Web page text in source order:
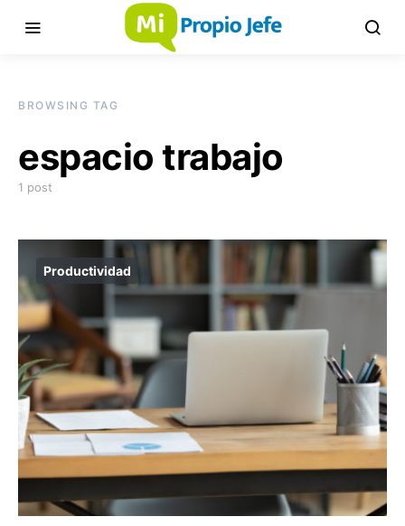
BROWSING TAG
espacio trabajo
1 post
Productividad